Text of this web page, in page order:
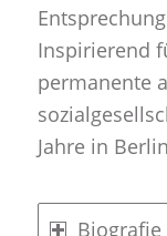
Inspirierend
permanente
Jahre in
Biografie